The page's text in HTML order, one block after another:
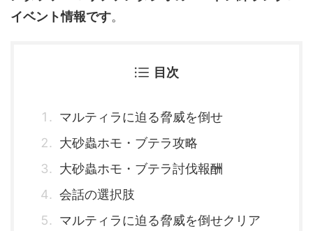
イベント情報です。
目次
マルティラに迫る脅威を倒せ
大砂蟲ホモ・ブテラ攻略
大砂蟲ホモ・ブテラ討伐報酬
会話の選択肢
マルティラに迫る脅威を倒せクリア